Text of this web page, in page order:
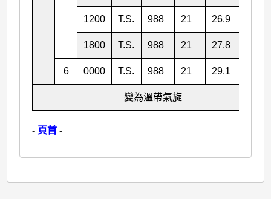
1200 T.S. 988 21 26.9
1800 T.S. 988 21 27.8
6 0000 T.S. 988 21 29.1
變為溫帶氣旋
- 頁首 -